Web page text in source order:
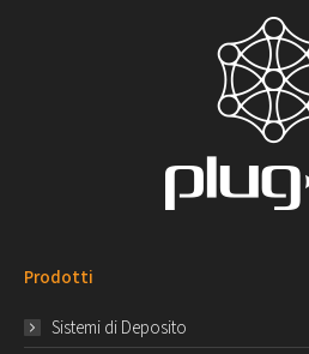
Prodotti
Sistemi di Deposito